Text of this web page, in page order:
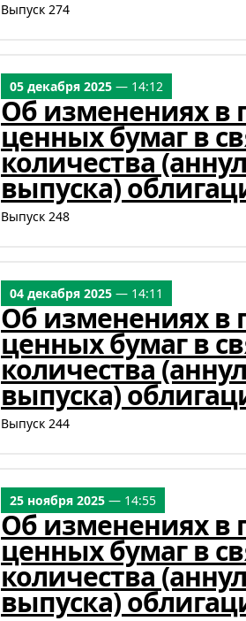
Выпуск 274
05 декабря 2025 — 14:12
Об изменениях в
ценных бумаг в
количества
выпуска)
Выпуск 248
04 декабря 2025 — 14:11
Об изменениях в
ценных бумаг в
количества
выпуска)
Выпуск 244
25 ноября 2025 — 14:55
Об изменениях в
ценных бумаг в
количества
выпуска)